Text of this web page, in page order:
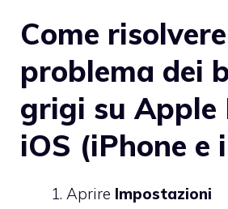
Come
problema dei
grigi su Apple
iOS (iPhone e
Aprire Impostazioni